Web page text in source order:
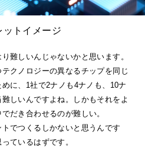
ットイメージ
難しいんじゃないかと思います。
クノロジーの異なるチップを同じ
に、1社で2ナノも4ナノも、10ナ
しいんですよね。しかもそれをよ
だき合わせるのが難しい。
でつくるしかないと思うんです
ているはずです。